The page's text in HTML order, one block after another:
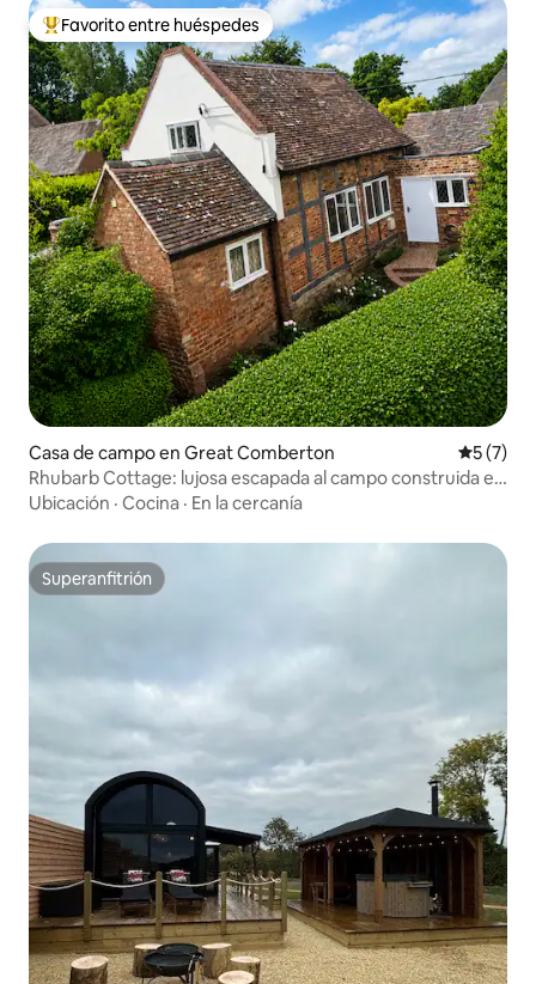
Favorito entre huéspedes preferido
Favorito entre huéspedes
Casa de campo en Great Comberton
5 (7)
Rhubarb Cottage: lujosa escapada al campo construida en
1830
Ubicación · Cocina · En la cercanía
Superanfitrión
Superanfitrión